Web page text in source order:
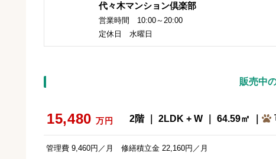
代々木マンション倶楽部
営業時間 10:00～20:00
定休日 水曜日
販売中
15,480 万円 2階 ｜ 2LDK + W ｜ 64.59㎡ ｜
管理費 9,460円／月 修繕積立金 22,160円／月